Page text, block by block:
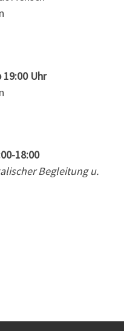
19:00 Uhr
18:00
Begleitung u.